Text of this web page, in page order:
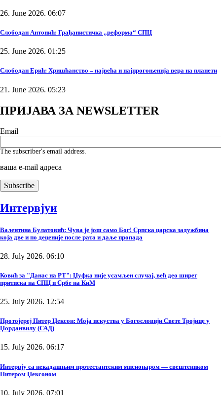
26. June 2026. 06:07
Слободан Антонић: Грађанистичка „реформа“ СПЦ
25. June 2026. 01:25
Слободан Ерић: Хришћанство – највећа и најпрогоњенија вера на планети
21. June 2026. 05:23
ПРИЈАВА ЗА NEWSLETTER
Email
The subscriber's email address.
ваша е-mail адреса
Интервјуи
Валентина Булатовић: Чува је још само Бог! Српска царска задужбина
која две и по деценије после рата и даље пропада
28. July 2026. 06:10
Ковић за "Данас на РТ": Џуфка није усамљен случај, већ део ширег
притиска на СПЦ и Србе на КиМ
25. July 2026. 12:54
Протојереј Питер Џексон: Моја искуства у Богословији Свете Тројице у
Џорданвилу (САД)
15. July 2026. 06:17
Интервју са некадашњим протестантским мисионаром — свештеником
Питером Џексоном
10. July 2026. 07:01